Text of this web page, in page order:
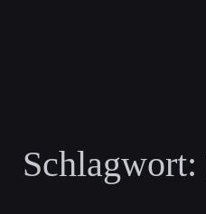
Schlagwort: